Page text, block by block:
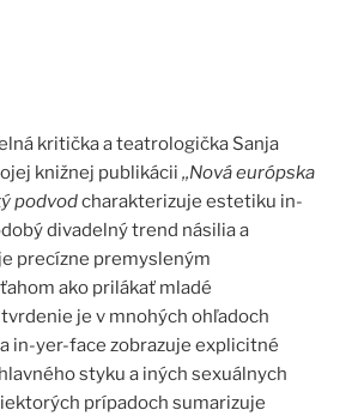
kritička a teatrologička Sanja
knižnej publikácii ,,Nová európska
podvodcharakterizuje estetiku in-
divadelný trend násilia a
precízne premysleným
ako prilákať mladé
je v mnohých ohľadoch
in-yer-face zobrazuje explicitné
styku a iných sexuálnych
prípadoch sumarizuje